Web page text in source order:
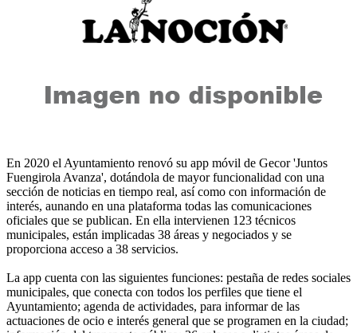
En 2020 el Ayuntamiento renovó su app móvil de Gecor 'Juntos
Fuengirola Avanza', dotándola de mayor funcionalidad con una
sección de noticias en tiempo real, así como con información de
interés, aunando en una plataforma todas las comunicaciones
oficiales que se publican. En ella intervienen 123 técnicos
municipales, están implicadas 38 áreas y negociados y se
proporciona acceso a 38 servicios.
La app cuenta con las siguientes funciones: pestaña de redes sociales
municipales, que conecta con todos los perfiles que tiene el
Ayuntamiento; agenda de actividades, para informar de las
actuaciones de ocio e interés general que se programen en la ciudad;